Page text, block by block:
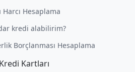
Harcı Hesaplama
kredi alabilirim?
Borçlanması Hesaplama
Kredi Kartları